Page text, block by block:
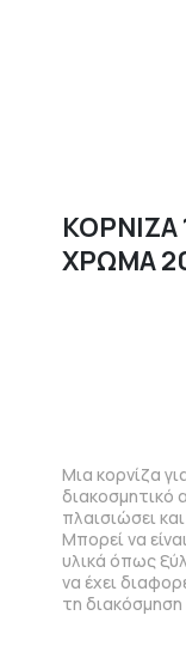
ΚΟΡΝΙΖΑ
ΧΡΩΜΑ
Μια κορνίζα
διακοσμητικό
πλαισιώσει
Μπορεί να
υλικά όπως
να έχει
τη